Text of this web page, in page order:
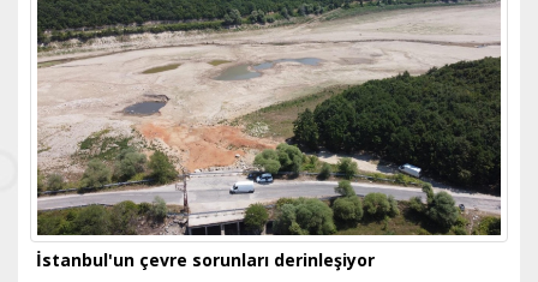
İstanbul'un çevre sorunları derinleşiyor